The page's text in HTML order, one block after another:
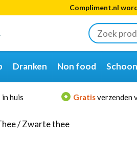
Compliment.nl
Zoeken
naar:
Dranken Non food
in huis Gratisverzenden
/Zwarte thee